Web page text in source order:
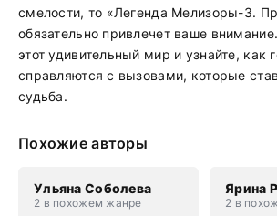
смелости, то «Легенда Мелизоры-3.
обязательно привлечет ваше
этот удивительный мир и узнайте, как
справляются с вызовами, которые
судьба.
Похожие авторы
Ульяна Соболева
2 в похожем жанре
Ярина
2 в